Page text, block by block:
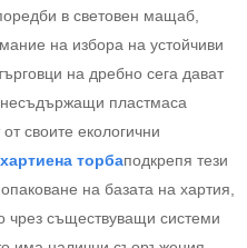
в световен мащаб,
на избора на устойчиви
на дребно сега дават
пластмаса
своите екологични
торбаподкрепя тези
на базата на хартия,
чрез съществуващи системи